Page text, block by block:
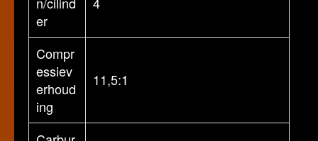
er
Compr
essiev
erhoud
ing
11,5:1